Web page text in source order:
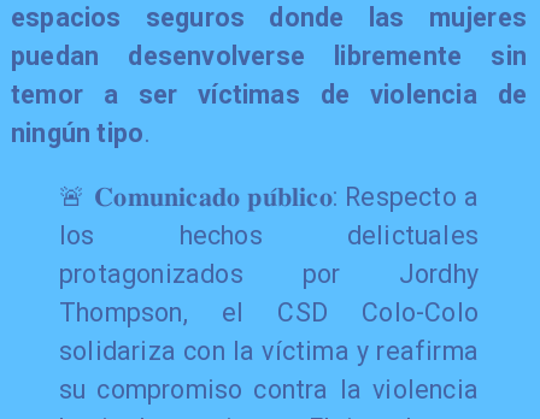
espacios seguros donde las mujeres
puedan desenvolverse libremente sin
temor a ser víctimas de violencia de
ningún tipo.
🚨 𝐂𝐨𝐦𝐮𝐧𝐢𝐜𝐚𝐝𝐨 𝐩𝐮́𝐛𝐥𝐢𝐜𝐨: Respecto a
los hechos delictuales
protagonizados por Jordhy
Thompson, el CSD Colo-Colo
solidariza con la víctima y reafirma
su compromiso contra la violencia